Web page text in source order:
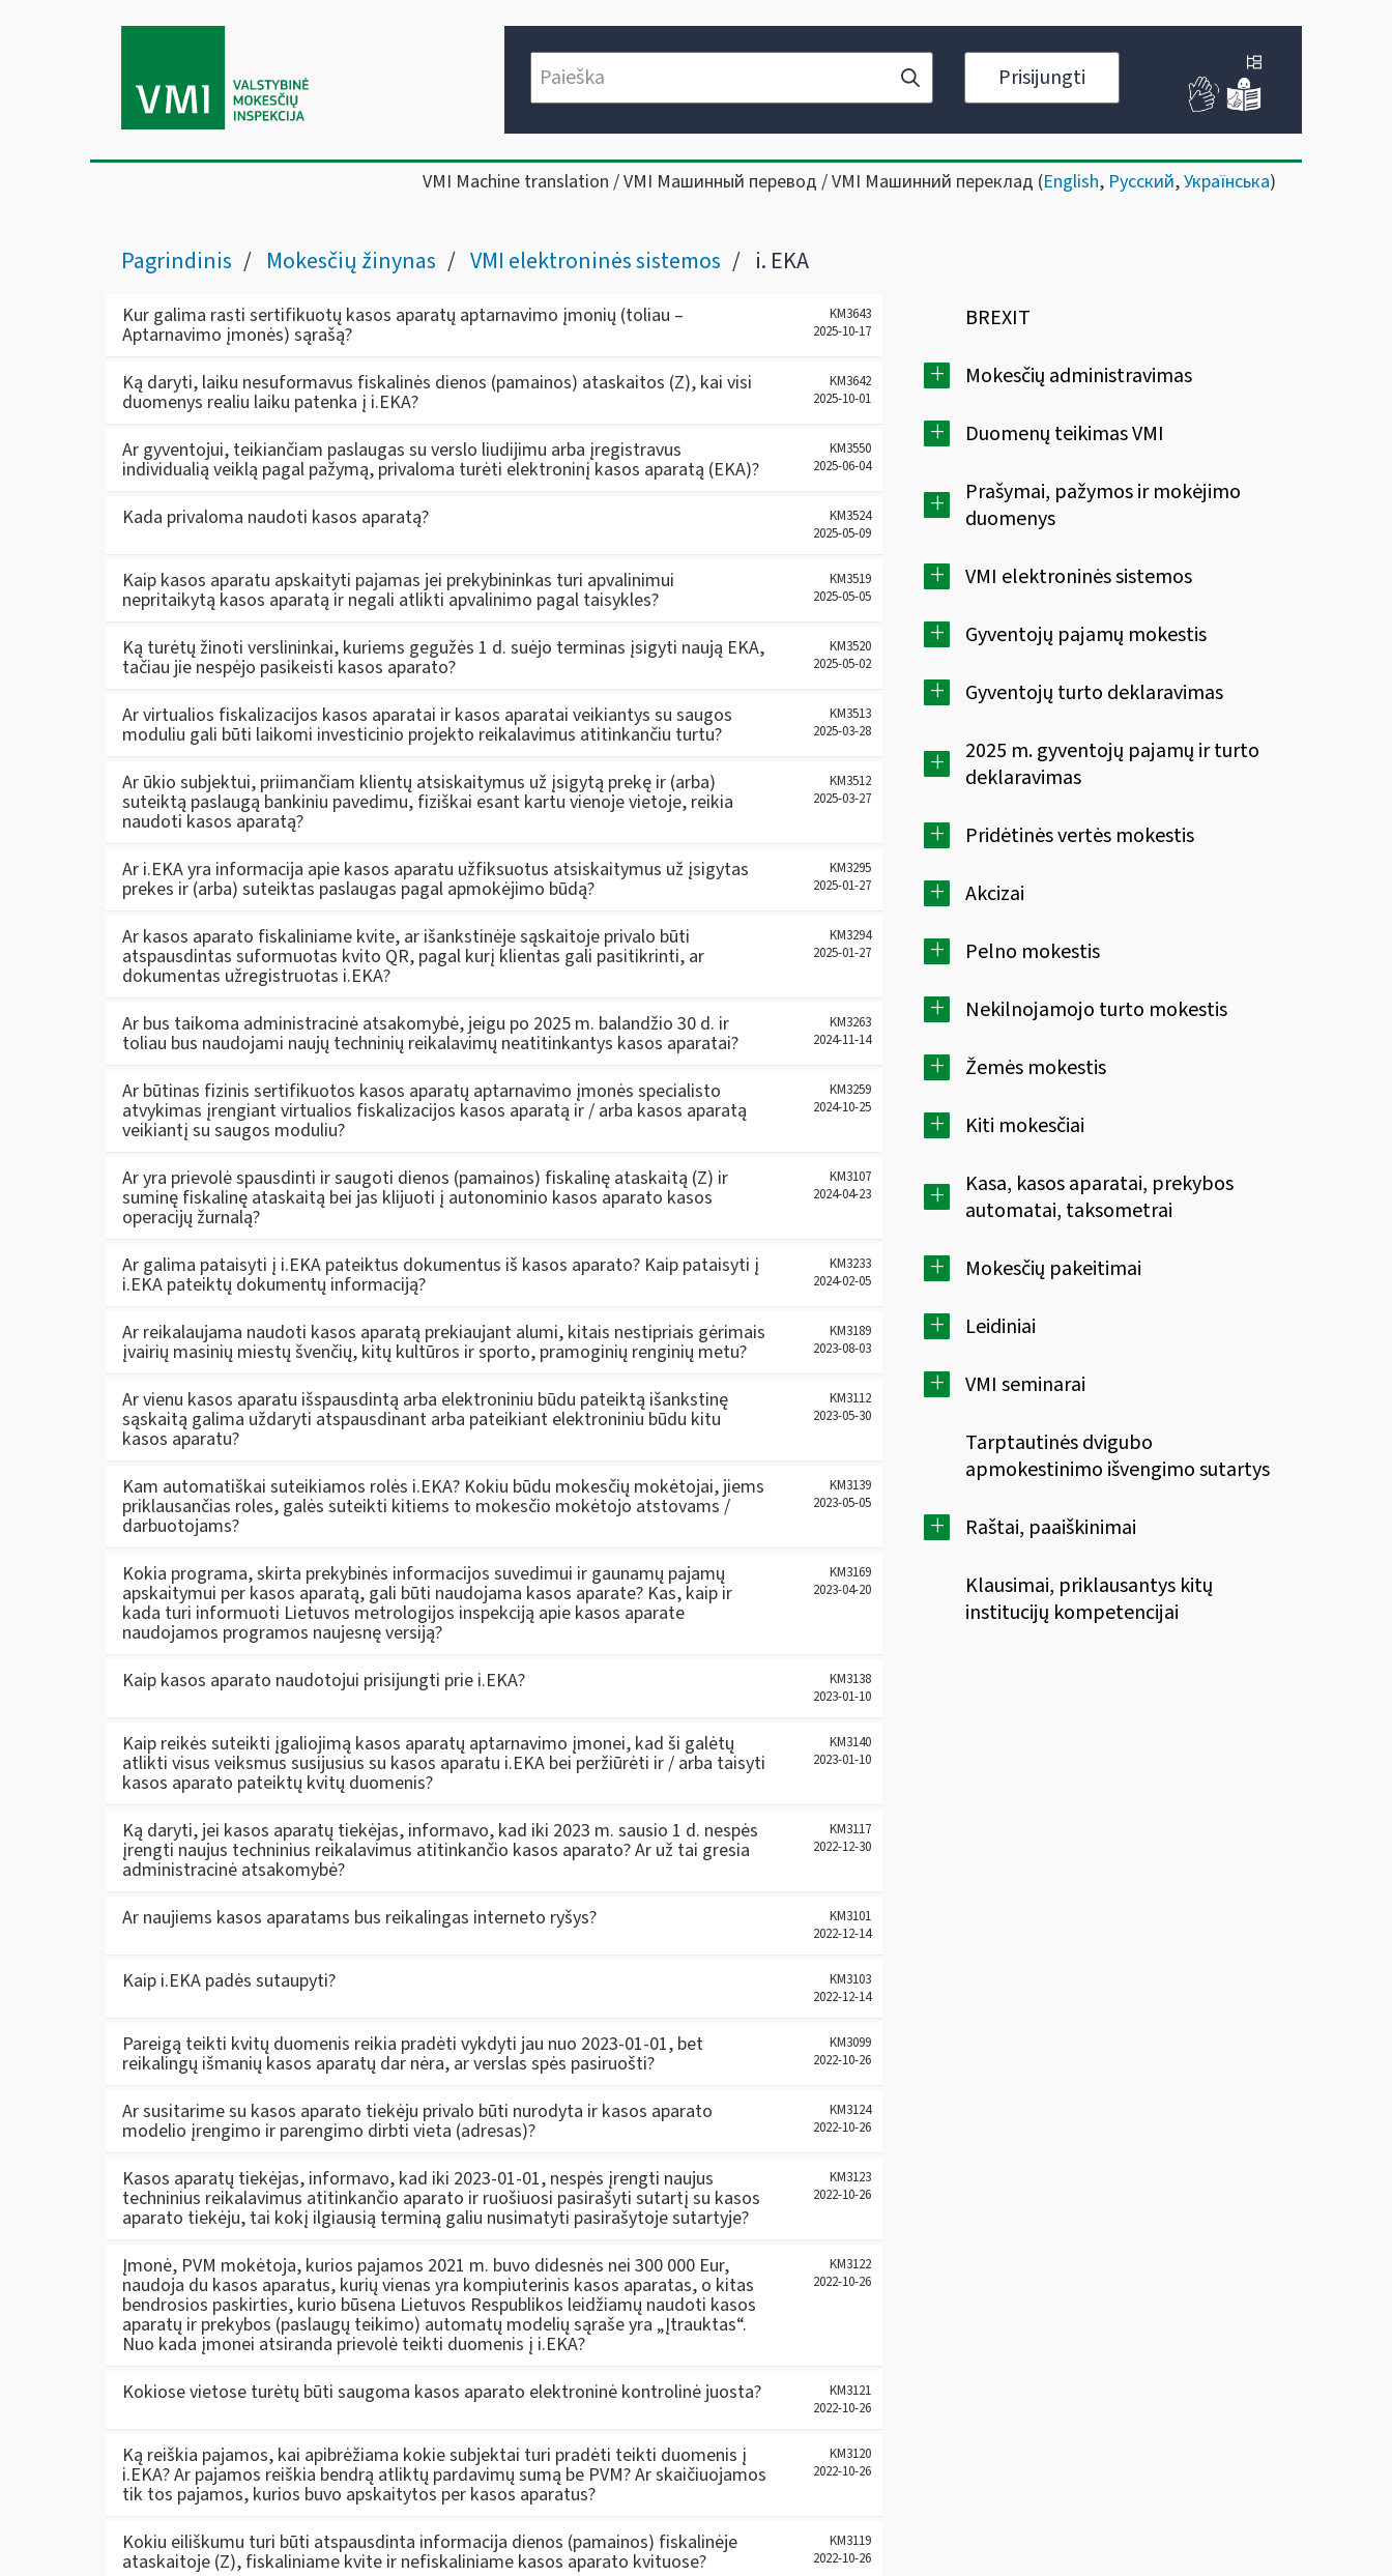
Prisijungti
VMI Machine translation / VMI Машинный перевод / VMI Машинний переклад (English, Русский,Українська)
Pagrindinis Mokesčių žinynas VMI elektroninės sistemos i. EKA
BREXIT
+ Mokesčių administravimas
+ Duomenų teikimas VMI
+
Prašymai, pažymos ir mokėjimo
duomenys
+ VMI elektroninės sistemos
+ Gyventojų pajamų mokestis
+ Gyventojų turto deklaravimas
+
2025 m. gyventojų pajamų ir turto
deklaravimas
+ Pridėtinės vertės mokestis
+ Akcizai
+ Pelno mokestis
+ Nekilnojamojo turto mokestis
+ Žemės mokestis
+ Kiti mokesčiai
+
Kasa, kasos aparatai, prekybos
automatai, taksometrai
+ Mokesčių pakeitimai
+ Leidiniai
+
VMI seminarai
Tarptautinės dvigubo
apmokestinimo išvengimo sutartys
+
Raštai, paaiškinimai
Klausimai, priklausantys kitų
institucijų kompetencijai
Kur galima rasti sertifikuotų kasos aparatų aptarnavimo įmonių (toliau –
Aptarnavimo įmonės) sąrašą?
KM3643
2025-10-17
Ką daryti, laiku nesuformavus fiskalinės dienos (pamainos) ataskaitos (Z), kai visi
duomenys realiu laiku patenka į i.EKA?
KM3642
2025-10-01
Ar gyventojui, teikiančiam paslaugas su verslo liudijimu arba įregistravus
individualią veiklą pagal pažymą, privaloma turėti elektroninį kasos aparatą (EKA)?
KM3550
2025-06-04
Kada privaloma naudoti kasos aparatą?
KM3524
2025-05-09
Kaip kasos aparatu apskaityti pajamas jei prekybininkas turi apvalinimui
nepritaikytą kasos aparatą ir negali atlikti apvalinimo pagal taisykles?
KM3519
2025-05-05
Ką turėtų žinoti verslininkai, kuriems gegužės 1 d. suėjo terminas įsigyti naują EKA,
tačiau jie nespėjo pasikeisti kasos aparato?
KM3520
2025-05-02
Ar virtualios fiskalizacijos kasos aparatai ir kasos aparatai veikiantys su saugos
moduliu gali būti laikomi investicinio projekto reikalavimus atitinkančiu turtu?
KM3513
2025-03-28
Ar ūkio subjektui, priimančiam klientų atsiskaitymus už įsigytą prekę ir (arba)
suteiktą paslaugą bankiniu pavedimu, fiziškai esant kartu vienoje vietoje, reikia
naudoti kasos aparatą?
KM3512
2025-03-27
Ar i.EKA yra informacija apie kasos aparatu užfiksuotus atsiskaitymus už įsigytas
prekes ir (arba) suteiktas paslaugas pagal apmokėjimo būdą?
KM3295
2025-01-27
Ar kasos aparato fiskaliniame kvite, ar išankstinėje sąskaitoje privalo būti
atspausdintas suformuotas kvito QR, pagal kurį klientas gali pasitikrinti, ar
dokumentas užregistruotas i.EKA?
KM3294
2025-01-27
Ar bus taikoma administracinė atsakomybė, jeigu po 2025 m. balandžio 30 d. ir
toliau bus naudojami naujų techninių reikalavimų neatitinkantys kasos aparatai?
KM3263
2024-11-14
Ar būtinas fizinis sertifikuotos kasos aparatų aptarnavimo įmonės specialisto
atvykimas įrengiant virtualios fiskalizacijos kasos aparatą ir / arba kasos aparatą
veikiantį su saugos moduliu?
KM3259
2024-10-25
Ar yra prievolė spausdinti ir saugoti dienos (pamainos) fiskalinę ataskaitą (Z) ir
suminę fiskalinę ataskaitą bei jas klijuoti į autonominio kasos aparato kasos
operacijų žurnalą?
KM3107
2024-04-23
Ar galima pataisyti į i.EKA pateiktus dokumentus iš kasos aparato? Kaip pataisyti į
i.EKA pateiktų dokumentų informaciją?
KM3233
2024-02-05
Ar reikalaujama naudoti kasos aparatą prekiaujant alumi, kitais nestipriais gėrimais
įvairių masinių miestų švenčių, kitų kultūros ir sporto, pramoginių renginių metu?
KM3189
2023-08-03
Ar vienu kasos aparatu išspausdintą arba elektroniniu būdu pateiktą išankstinę
sąskaitą galima uždaryti atspausdinant arba pateikiant elektroniniu būdu kitu
kasos aparatu?
KM3112
2023-05-30
Kam automatiškai suteikiamos rolės i.EKA? Kokiu būdu mokesčių mokėtojai, jiems
priklausančias roles, galės suteikti kitiems to mokesčio mokėtojo atstovams /
darbuotojams?
KM3139
2023-05-05
Kokia programa, skirta prekybinės informacijos suvedimui ir gaunamų pajamų
apskaitymui per kasos aparatą, gali būti naudojama kasos aparate? Kas, kaip ir
kada turi informuoti Lietuvos metrologijos inspekciją apie kasos aparate
naudojamos programos naujesnę versiją?
KM3169
2023-04-20
Kaip kasos aparato naudotojui prisijungti prie i.EKA?
KM3138
2023-01-10
Kaip reikės suteikti įgaliojimą kasos aparatų aptarnavimo įmonei, kad ši galėtų
atlikti visus veiksmus susijusius su kasos aparatu i.EKA bei peržiūrėti ir / arba taisyti
kasos aparato pateiktų kvitų duomenis?
KM3140
2023-01-10
Ką daryti, jei kasos aparatų tiekėjas, informavo, kad iki 2023 m. sausio 1 d. nespės
įrengti naujus techninius reikalavimus atitinkančio kasos aparato? Ar už tai gresia
administracinė atsakomybė?
KM3117
2022-12-30
Ar naujiems kasos aparatams bus reikalingas interneto ryšys?
KM3101
2022-12-14
Kaip i.EKA padės sutaupyti?
KM3103
2022-12-14
Pareigą teikti kvitų duomenis reikia pradėti vykdyti jau nuo 2023-01-01, bet
reikalingų išmanių kasos aparatų dar nėra, ar verslas spės pasiruošti?
KM3099
2022-10-26
Ar susitarime su kasos aparato tiekėju privalo būti nurodyta ir kasos aparato
modelio įrengimo ir parengimo dirbti vieta (adresas)?
KM3124
2022-10-26
Kasos aparatų tiekėjas, informavo, kad iki 2023-01-01, nespės įrengti naujus
techninius reikalavimus atitinkančio aparato ir ruošiuosi pasirašyti sutartį su kasos
aparato tiekėju, tai kokį ilgiausią terminą galiu nusimatyti pasirašytoje sutartyje?
KM3123
2022-10-26
Įmonė, PVM mokėtoja, kurios pajamos 2021 m. buvo didesnės nei 300 000 Eur,
naudoja du kasos aparatus, kurių vienas yra kompiuterinis kasos aparatas, o kitas
bendrosios paskirties, kurio būsena Lietuvos Respublikos leidžiamų naudoti kasos
aparatų ir prekybos (paslaugų teikimo) automatų modelių sąraše yra „Įtrauktas“.
Nuo kada įmonei atsiranda prievolė teikti duomenis į i.EKA?
KM3122
2022-10-26
Kokiose vietose turėtų būti saugoma kasos aparato elektroninė kontrolinė juosta?
KM3121
2022-10-26
Ką reiškia pajamos, kai apibrėžiama kokie subjektai turi pradėti teikti duomenis į
i.EKA? Ar pajamos reiškia bendrą atliktų pardavimų sumą be PVM? Ar skaičiuojamos
tik tos pajamos, kurios buvo apskaitytos per kasos aparatus?
KM3120
2022-10-26
Kokiu eiliškumu turi būti atspausdinta informacija dienos (pamainos) fiskalinėje
ataskaitoje (Z), fiskaliniame kvite ir nefiskaliniame kasos aparato kvituose?
KM3119
2022-10-26